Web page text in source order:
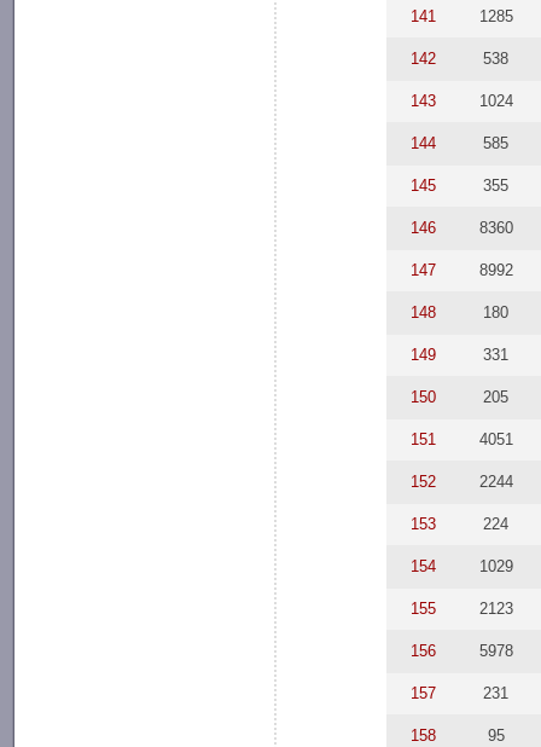
141 1285
142 538
143 1024
144 585
145 355
146 8360
147 8992
148 180
149 331
150 205
151 4051
152 2244
153 224
154 1029
155 2123
156 5978
157 231
158 95